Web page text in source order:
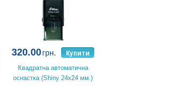
320.00грн. Купити
Квадратна автоматична
оснастка (Shiny 24x24 мм.)